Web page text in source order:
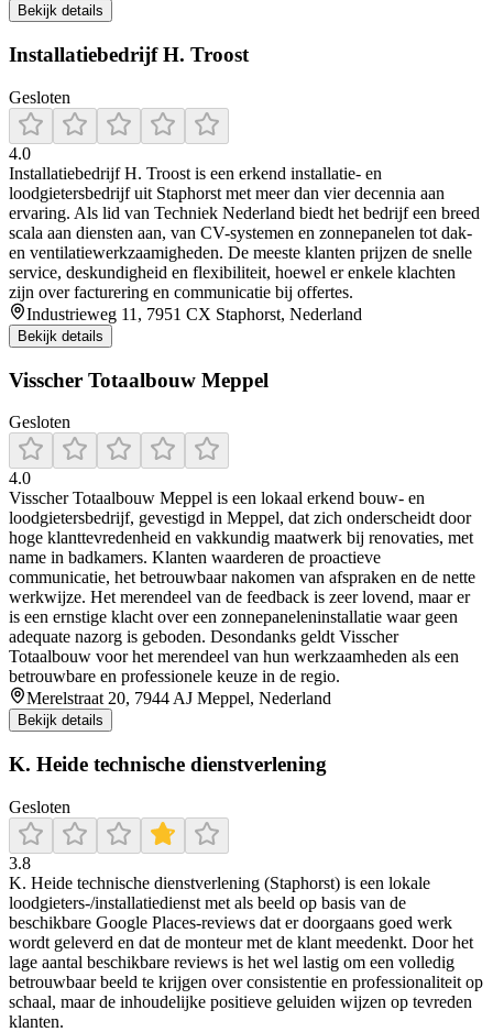
Bekijk details
Installatiebedrijf H. Troost
Gesloten
4.0
Installatiebedrijf H. Troost is een erkend installatie- en
loodgietersbedrijf uit Staphorst met meer dan vier decennia aan
ervaring. Als lid van Techniek Nederland biedt het bedrijf een breed
scala aan diensten aan, van CV-systemen en zonnepanelen tot dak-
en ventilatiewerkzaamigheden. De meeste klanten prijzen de snelle
service, deskundigheid en flexibiliteit, hoewel er enkele klachten
zijn over facturering en communicatie bij offertes.
Industrieweg 11, 7951 CX Staphorst, Nederland
Bekijk details
Visscher Totaalbouw Meppel
Gesloten
4.0
Visscher Totaalbouw Meppel is een lokaal erkend bouw- en
loodgietersbedrijf, gevestigd in Meppel, dat zich onderscheidt door
hoge klanttevredenheid en vakkundig maatwerk bij renovaties, met
name in badkamers. Klanten waarderen de proactieve
communicatie, het betrouwbaar nakomen van afspraken en de nette
werkwijze. Het merendeel van de feedback is zeer lovend, maar er
is een ernstige klacht over een zonnepaneleninstallatie waar geen
adequate nazorg is geboden. Desondanks geldt Visscher
Totaalbouw voor het merendeel van hun werkzaamheden als een
betrouwbare en professionele keuze in de regio.
Merelstraat 20, 7944 AJ Meppel, Nederland
Bekijk details
K. Heide technische dienstverlening
Gesloten
3.8
K. Heide technische dienstverlening (Staphorst) is een lokale
loodgieters-/installatiedienst met als beeld op basis van de
beschikbare Google Places-reviews dat er doorgaans goed werk
wordt geleverd en dat de monteur met de klant meedenkt. Door het
lage aantal beschikbare reviews is het wel lastig om een volledig
betrouwbaar beeld te krijgen over consistentie en professionaliteit op
schaal, maar de inhoudelijke positieve geluiden wijzen op tevreden
klanten.